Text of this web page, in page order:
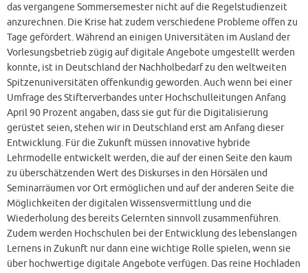
das vergangene Sommersemester nicht auf die Regelstudienzeit
anzurechnen. Die Krise hat zudem verschiedene Probleme offen zu
Tage gefördert. Während an einigen Universitäten im Ausland der
Vorlesungsbetrieb zügig auf digitale Angebote umgestellt werden
konnte, ist in Deutschland der Nachholbedarf zu den weltweiten
Spitzenuniversitäten offenkundig geworden. Auch wenn bei einer
Umfrage des Stifterverbandes unter Hochschulleitungen Anfang
April 90 Prozent angaben, dass sie gut für die Digitalisierung
gerüstet seien, stehen wir in Deutschland erst am Anfang dieser
Entwicklung. Für die Zukunft müssen innovative hybride
Lehrmodelle entwickelt werden, die auf der einen Seite den kaum
zu überschätzenden Wert des Diskurses in den Hörsälen und
Seminarräumen vor Ort ermöglichen und auf der anderen Seite die
Möglichkeiten der digitalen Wissensvermittlung und die
Wiederholung des bereits Gelernten sinnvoll zusammenführen.
Zudem werden Hochschulen bei der Entwicklung des lebenslangen
Lernens in Zukunft nur dann eine wichtige Rolle spielen, wenn sie
über hochwertige digitale Angebote verfügen. Das reine Hochladen